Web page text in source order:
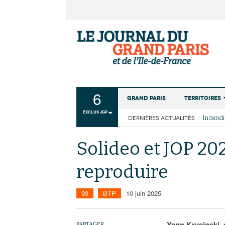
6
EXCLUS JGP
Grand Paris Territoires
Institutions
DERNIÈRES ACTUALITÉS
La
Solideo et JOP
reproduire
93 BTP 10 juin 2025